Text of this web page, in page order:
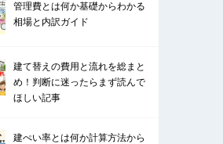
管理費とは何か基礎からわかる
相場と内訳ガイド
建て替えの費用と流れを総まと
め！判断に迷ったらまず読んで
ほしい記事
建ぺい率とは何か計算方法から